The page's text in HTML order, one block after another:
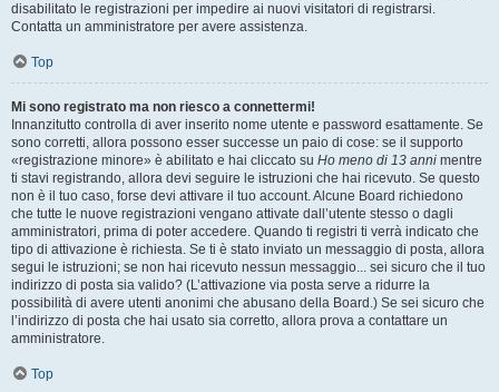
disabilitato le registrazioni per impedire ai nuovi visitatori di registrarsi.
Contatta un amministratore per avere assistenza.
Top
Mi sono registrato ma non riesco a connettermi!
Innanzitutto controlla di aver inserito nome utente e password esattamente. Se
sono corretti, allora possono esser successe un paio di cose: se il supporto
«registrazione minore» è abilitato e hai cliccato su Ho meno di 13 anni mentre
ti stavi registrando, allora devi seguire le istruzioni che hai ricevuto. Se questo
non è il tuo caso, forse devi attivare il tuo account. Alcune Board richiedono
che tutte le nuove registrazioni vengano attivate dall’utente stesso o dagli
amministratori, prima di poter accedere. Quando ti registri ti verrà indicato che
tipo di attivazione è richiesta. Se ti è stato inviato un messaggio di posta, allora
segui le istruzioni; se non hai ricevuto nessun messaggio... sei sicuro che il tuo
indirizzo di posta sia valido? (L’attivazione via posta serve a ridurre la
possibilità di avere utenti anonimi che abusano della Board.) Se sei sicuro che
l’indirizzo di posta che hai usato sia corretto, allora prova a contattare un
amministratore.
Top